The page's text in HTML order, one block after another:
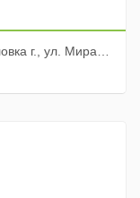
г., ул. Мира, 81